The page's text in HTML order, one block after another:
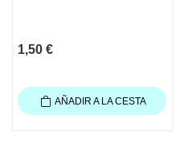
1,50 €
AÑADIR A LA CESTA